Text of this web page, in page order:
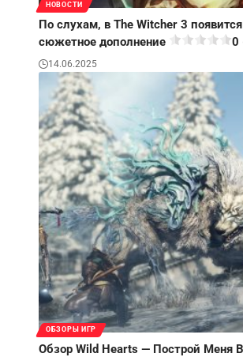
НОВОСТИ
По слухам, в The Witcher 3
сюжетное дополнение
0
14.06.2025
ОБЗОРЫ ИГР
Обзор Wild Hearts — Построй Меня